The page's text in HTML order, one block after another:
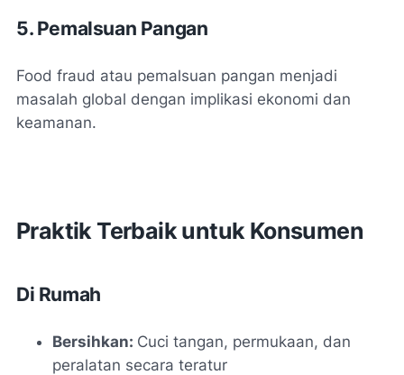
5. Pemalsuan Pangan
Food fraud atau pemalsuan pangan menjadi
masalah global dengan implikasi ekonomi dan
keamanan.
Praktik Terbaik untuk Konsumen
Di Rumah
Bersihkan: Cuci tangan, permukaan, dan
peralatan secara teratur